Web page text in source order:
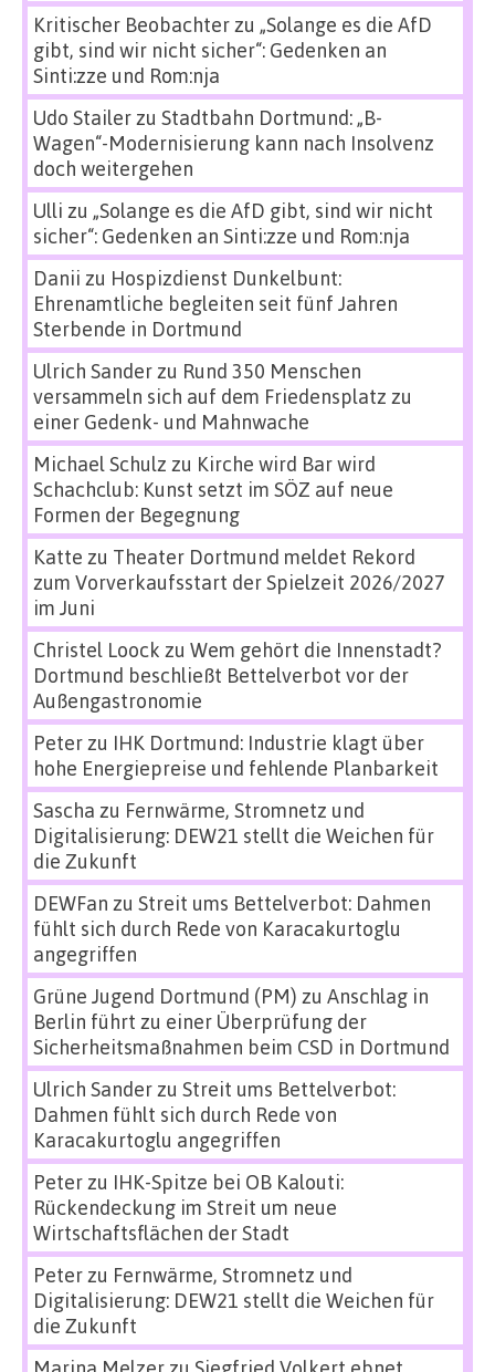
Kritischer Beobachterzu „Solange es die AfD
gibt, sind wir nicht sicher“: Gedenken an
Sinti:zze und Rom:nja
Udo Stailerzu Stadtbahn Dortmund: „B-
Wagen“-Modernisierung kann nach Insolvenz
doch weitergehen
Ulli zu „Solange es die AfD gibt, sind wir nicht
sicher“: Gedenken an Sinti:zze und Rom:nja
Danii zu Hospizdienst Dunkelbunt:
Ehrenamtliche begleiten seit fünf Jahren
Sterbende in Dortmund
Ulrich Sanderzu Rund 350 Menschen
versammeln sich auf dem Friedensplatz zu
einer Gedenk- und Mahnwache
Michael Schulz zu Kirche wird Bar wird
Schachclub: Kunst setzt im SÖZ auf neue
Formen der Begegnung
Katte zu Theater Dortmund meldet Rekord
zum Vorverkaufsstart der Spielzeit 2026/2027
im Juni
Christel Loock zu Wem gehört die Innenstadt?
Dortmund beschließt Bettelverbot vor der
Außengastronomie
Peterzu IHK Dortmund: Industrie klagt über
hohe Energiepreise und fehlende Planbarkeit
Sascha zu Fernwärme, Stromnetz und
Digitalisierung: DEW21 stellt die Weichen für
die Zukunft
DEWFan zu Streit ums Bettelverbot: Dahmen
fühlt sich durch Rede von Karacakurtoglu
angegriffen
Grüne Jugend Dortmund (PM) zu Anschlag in
Berlin führt zu einer Überprüfung der
Sicherheitsmaßnahmen beim CSD in Dortmund
Ulrich Sanderzu Streit ums Bettelverbot:
Dahmen fühlt sich durch Rede von
Karacakurtoglu angegriffen
Peterzu IHK-Spitze bei OB Kalouti:
Rückendeckung im Streit um neue
Wirtschaftsflächen der Stadt
Peterzu Fernwärme, Stromnetz und
Digitalisierung: DEW21 stellt die Weichen für
die Zukunft